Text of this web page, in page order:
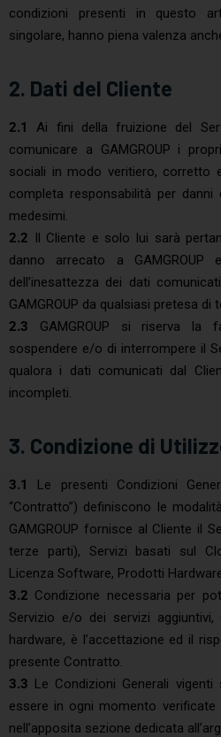
condizioni presenti in questo
singolare, hanno piena valenza
2. Dati del Cliente
2.1
Ai fini della fruizione del
comunicare a GAMGROUP i
sociali in modo veritiero, corretto
completa responsabilità per danni
medesimi.
2.2 Il Cliente e solo lui sarà
danno arrecato a
dell’inesattezza dei dati
GAMGROUP da qualsiasi pretesa di
2.3 GAMGROUP si riserva la
sospendere e/o di interrompere il
qualora i dati comunicati dal
incompleti.
3. Condizione di
3.1
Le presenti Condizioni
“Contratto”) definiscono le
GAMGROUP fornisce al Cliente il
terze parti), Servizi basati sul
Licenza Software, Prodotti
3.2 Condizione necessaria per
Servizio e/o dei servizi
hardware, è l’accettazione ed il
presente Contratto.
3.3 Le Condizioni Generali
essere in ogni momento
nell’apposita sezione dedicata